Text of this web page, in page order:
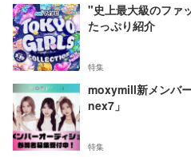
"史上最大級のファ
たっぷり紹介
特集
moxymill新メンバ
nex7」
特集